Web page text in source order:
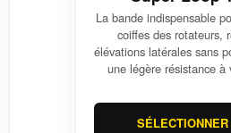
La bande indispensable
coiffes des rotateurs,
élévations latérales sans
une légère résistance à